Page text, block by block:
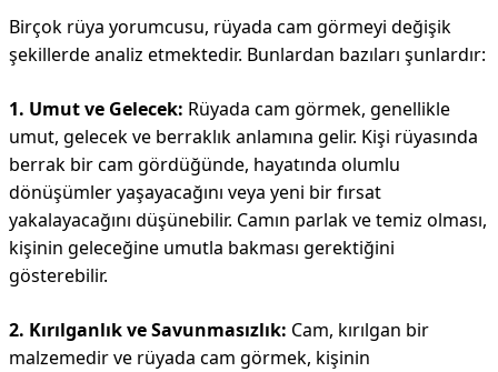
Birçok rüya yorumcusu, rüyada cam görmeyi değişik
şekillerde analiz etmektedir. Bunlardan bazıları şunlardır:
1. Umut ve Gelecek: Rüyada cam görmek, genellikle
umut, gelecek ve berraklık anlamına gelir. Kişi rüyasında
berrak bir cam gördüğünde, hayatında olumlu
dönüşümler yaşayacağını veya yeni bir fırsat
yakalayacağını düşünebilir. Camın parlak ve temiz olması,
kişinin geleceğine umutla bakması gerektiğini
gösterebilir.
2. Kırılganlık ve Savunmasızlık: Cam, kırılgan bir
malzemedir ve rüyada cam görmek, kişinin